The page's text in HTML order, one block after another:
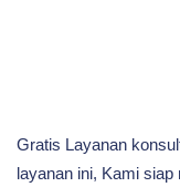
Gratis Layanan
layanan ini, Kami